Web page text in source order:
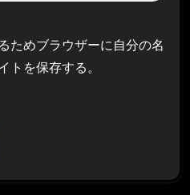
ためブラウザーに自分の名
トを保存する。